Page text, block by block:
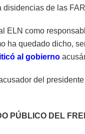
disidencias de las
ELN como
ha quedado dicho,
al gobierno
del
PÚBLICO DEL